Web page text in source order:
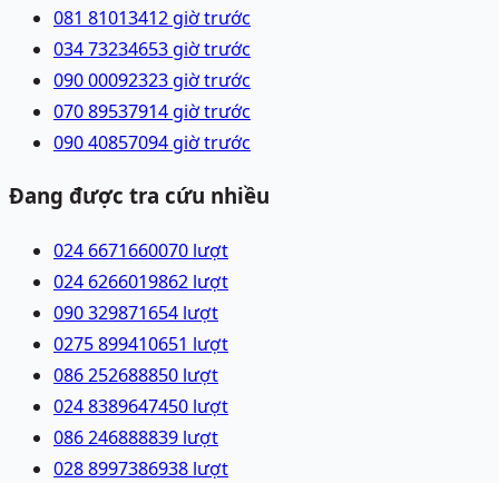
081 81013412 giờ trước
034 73234653 giờ trước
090 00092323 giờ trước
070 89537914 giờ trước
090 40857094 giờ trước
Đang được tra cứu nhiều
024 6671660070 lượt
024 6266019862 lượt
090 329871654 lượt
0275 899410651 lượt
086 252688850 lượt
024 8389647450 lượt
086 246888839 lượt
028 8997386938 lượt